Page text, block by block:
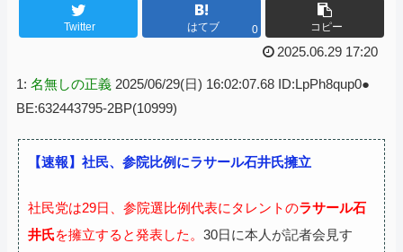
Twitter はてブ 0 コピー
2025.06.29 17:20
1: 名無しの正義 2025/06/29(日) 16:02:07.68 ID:LpPh8qup0●
BE:632443795-2BP(10999)
【速報】社民、参院比例にラサール石井氏擁立
社民党は29日、参院選比例代表にタレントのラサール石
井氏を擁立すると発表した。 30日に本人が記者会見す